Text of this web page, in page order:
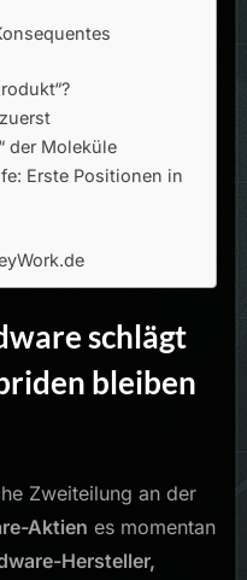
der Moleküle
Erste Positionen in
schlägt
bleiben
Zweiteilung an der
Aktien es momentan
Hersteller,